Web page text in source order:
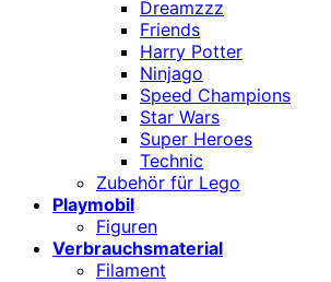
Dreamzzz
Friends
Harry Potter
Ninjago
Speed Champions
Star Wars
Super Heroes
Technic
Zubehör für Lego
Playmobil
Figuren
Verbrauchsmaterial
Filament